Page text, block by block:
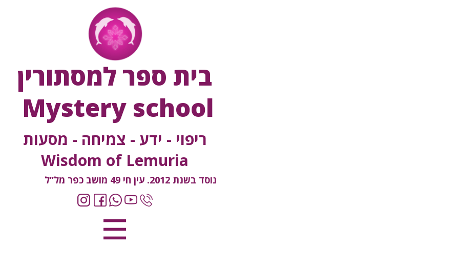
בית ספר למסתורין
Mystery school
ריפוי - ידע - צמיחה - מסעות
Wisdom of Lemuria
נוסד בשנת 2012. עין חי 49 מושב כפר מל”ל